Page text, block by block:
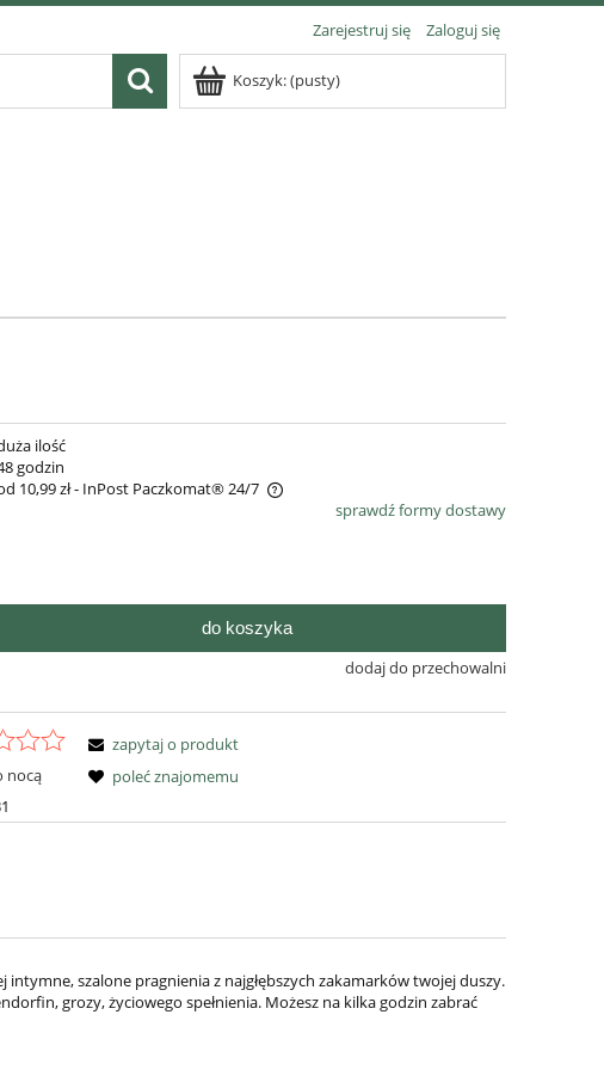
Zarejestruj się Zaloguj się
Koszyk:(pusty)
ilość
godzin
10,99 zł- InPost Paczkomat® 24/7
sprawdź formy dostawy
do koszyka
dodaj do przechowalni
nocą
zapytaj o produkt
poleć znajomemu
szalone pragnienia z najgłębszych zakamarków twojej duszy.
grozy, życiowego spełnienia. Możesz na kilka godzin zabrać